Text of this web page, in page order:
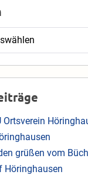
Ortsverein
grüßen vom
Höringhausen